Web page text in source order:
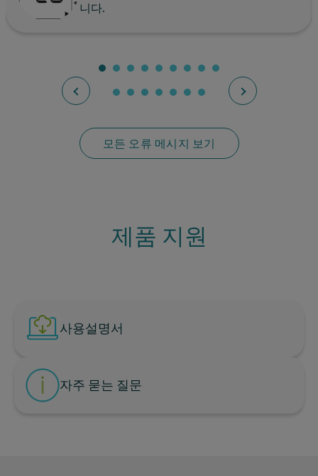
니다.
모든 오류 메시지 보기
제품 지원
사용설명서
자주 묻는 질문